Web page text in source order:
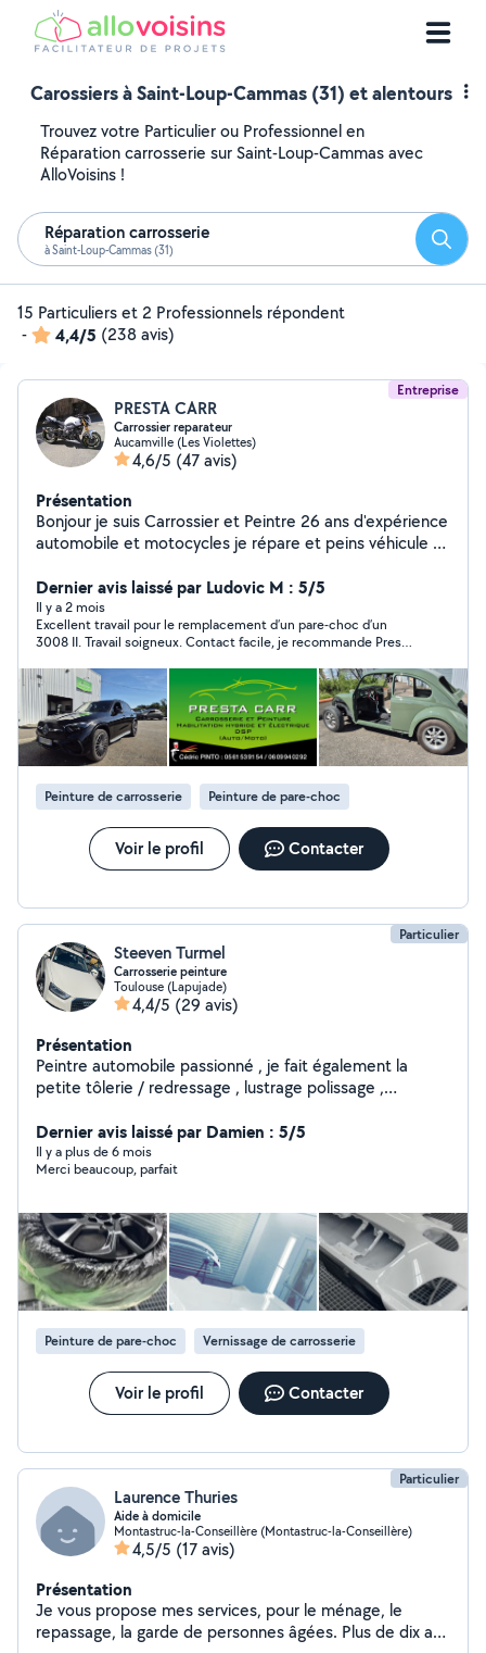
Carossiers à Saint-Loup-Cammas (31) et alentours
Trouvez votre Particulier ou Professionnel en
Réparation carrosserie sur Saint-Loup-Cammas avec
AlloVoisins !
Réparation carrosserie
à Saint-Loup-Cammas (31)
15 Particuliers et 2 Professionnels répondent
-
4,4/5 (238 avis)
Entreprise
PRESTA CARR
Carrossier reparateur
Aucamville (Les Violettes)
4,6/5 (47 avis)
Présentation
Bonjour je suis Carrossier et Peintre 26 ans d'expérience
automobile et motocycles je répare et peins véhicule et
remplacement d'éléments de carrosserie, DSP,
débosselage sans peinture, dégrêlage. j'adore la moto
et les peindre Changement pare brise
Dernier avis laissé par Ludovic M : 5/5
Il y a 2 mois
Excellent travail pour le remplacement d’un pare-choc d’un
3008 II. Travail soigneux. Contact facile, je recommande Presta
Peinture de carrosserie Peinture de pare-choc
Voir le profil Contacter
Particulier
Steeven Turmel
Carrosserie peinture
Toulouse (Lapujade)
4,4/5 (29 avis)
Présentation
Peintre automobile passionné , je fait également la
petite tôlerie / redressage , lustrage polissage ,
de cire protectrice , je serais ravis de vous proposer
mes service de réparation et de peinture automobile.
Dernier avis laissé par Damien : 5/5
Il y a plus de 6 mois
Merci beaucoup, parfait
Peinture de pare-choc Vernissage de carrosserie
Voir le profil Contacter
Particulier
Laurence Thuries
Aide à domicile
Montastruc-la-Conseillère (Montastruc-la-Conseillère)
4,5/5 (17 avis)
Présentation
Je vous propose mes services, pour le ménage, le
repassage, la garde de personnes âgées. Plus de dix ans